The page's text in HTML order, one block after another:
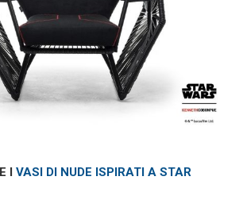
I VASI DI NUDE ISPIRATI A STAR